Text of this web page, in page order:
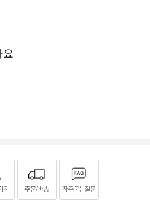
요
지 주문/배송 자주묻는질문